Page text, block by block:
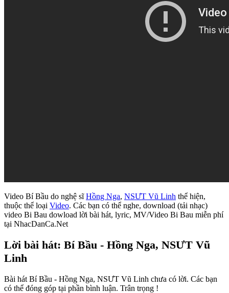
Video Bí Bầu do nghệ sĩHồng Nga, NSƯT Vũ Linh thể hiện,
thuộc thể loại Video. Các bạn có thể nghe, download (tải nhạc)
video Bi Bau dowload lời bài hát, lyric, MV/Video Bi Bau miễn phí
tại NhacDanCa.Net
Lời bài hát: Bí Bầu - Hồng Nga, NSƯT Vũ
Linh
Bài hát Bí Bầu - Hồng Nga, NSƯT Vũ Linh chưa có lời. Các bạn
có thể đóng góp tại phần bình luận. Trân trọng !